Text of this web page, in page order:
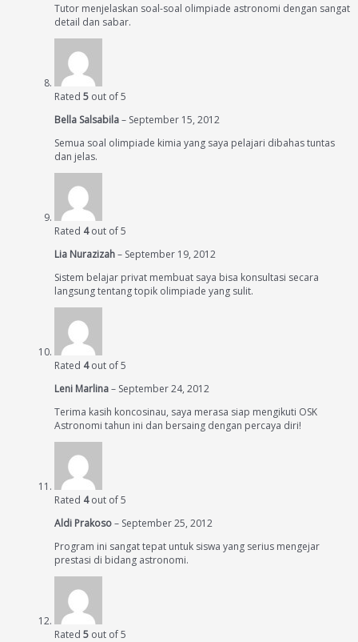
Tutor menjelaskan soal-soal olimpiade astronomi dengan sangat
detail dan sabar.
Rated 5 out of 5
Bella Salsabila– September 15, 2012
Semua soal olimpiade kimia yang saya pelajari dibahas tuntas
dan jelas.
Rated 4out of 5
Lia Nurazizah– September 19, 2012
Sistem belajar privat membuat saya bisa konsultasi secara
langsung tentang topik olimpiade yang sulit.
Rated 4out of 5
Leni Marlina– September 24, 2012
Terima kasih koncosinau, saya merasa siap mengikuti OSK
Astronomi tahun ini dan bersaing dengan percaya diri!
Rated 4out of 5
Aldi Prakoso– September 25, 2012
Program ini sangat tepat untuk siswa yang serius mengejar
prestasi di bidang astronomi.
Rated 5 out of 5